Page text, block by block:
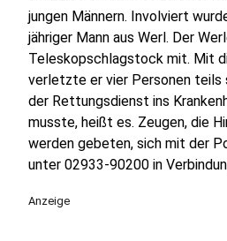
jungen Männern. Involviert
jähriger Mann aus Werl. Der
Teleskopschlagstock mit. Mit
verletzte er vier Personen teils
der Rettungsdienst ins
musste, heißt es. Zeugen, die
werden gebeten, sich mit der
unter 02933-90200 in
Anzeige